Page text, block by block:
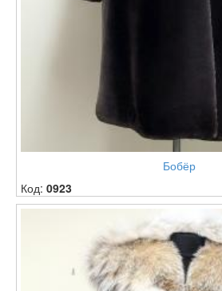
Бобёр
Код: 0923